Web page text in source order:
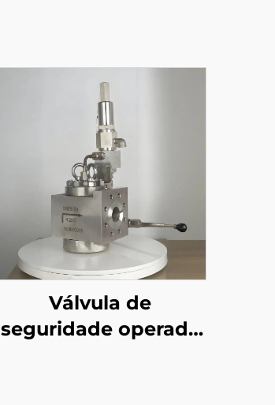
Válvula de
seguridade operada